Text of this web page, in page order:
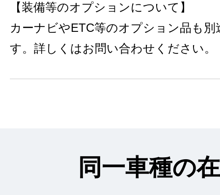
【装備等のオプションについて】
カーナビやETC等のオプション品も
す。詳しくはお問い合わせください。
同一車種の